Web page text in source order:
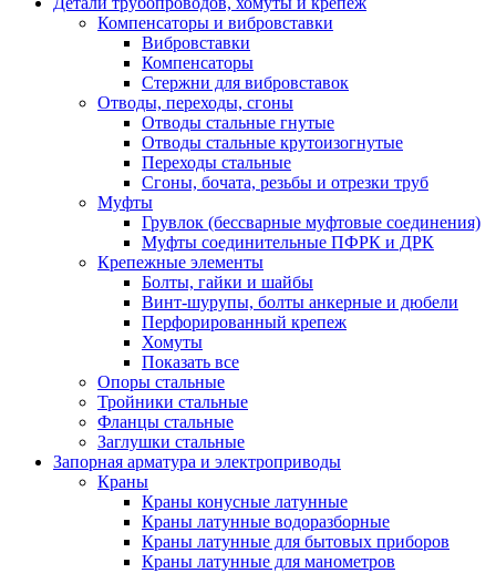
Компенсаторы и вибровставки
Вибровставки
Компенсаторы
Стержни для вибровставок
Отводы, переходы, сгоны
Отводы стальные гнутые
Отводы стальные крутоизогнутые
Переходы стальные
Сгоны, бочата, резьбы и отрезки труб
Муфты
Грувлок (бессварные муфтовые соединения)
Муфты соединительные ПФРК и ДРК
Крепежные элементы
Болты, гайки и шайбы
Винт-шурупы, болты анкерные и дюбели
Перфорированный крепеж
Хомуты
Показать все
Опоры стальные
Тройники стальные
Фланцы стальные
Заглушки стальные
Запорная арматура и электроприводы
Краны
Краны конусные латунные
Краны латунные водоразборные
Краны латунные для бытовых приборов
Краны латунные для манометров